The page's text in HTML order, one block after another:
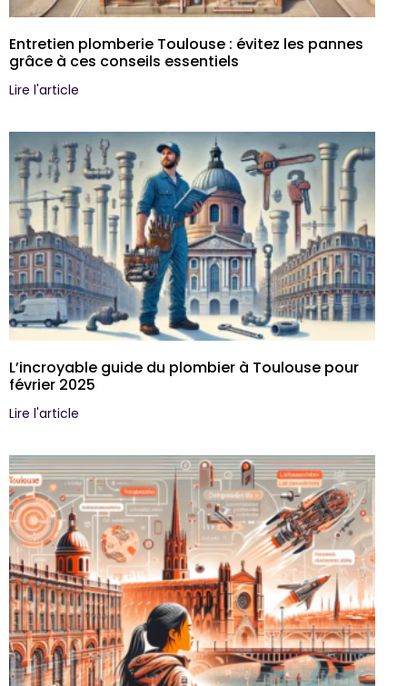
Entretien plomberie Toulouse : évitez les pannes
grâce à ces conseils essentiels
Lire l'article
L’incroyable guide du plombier à Toulouse pour
février 2025
Lire l'article